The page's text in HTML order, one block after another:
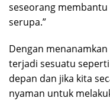
seseorang
serupa.”
Dengan
terjadi sesuatu
depan dan jika kita
nyaman untuk